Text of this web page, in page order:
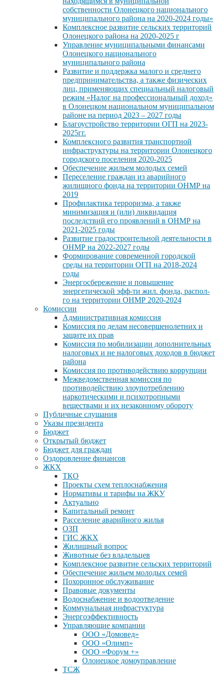
собственности Олонецкого национального
муниципального района на 2020-2024 годы»
Комплексное развитие сельских территорий
Олонецкого района на 2020-2025 г
Управление муниципальными финансами
Олонецкого национального
муниципального района
Развитие и поддержка малого и среднего
предпринимательства, а также физических
лиц, применяющих специальный налоговый
режим «Налог на профессиональный доход»
в Олонецком национальном муниципальном
районе на период 2023 – 2027 годы
Благоустройство территории ОГП на 2023-
2025гг.
Комплексного развития транспортной
инфраструктуры на территории Олонецкого
городского поселения 2020-2025
Обеспечение жильем молодых семей
Переселение граждан из аварийного
жилищного фонда на территории ОНМР на
2019
Профилактика терроризма, а также
минимизация и (или) ликвидация
последствий его проявлений в ОНМР на
2021-2025 годы
Развитие градостроительной деятельности в
ОНМР на 2022-2027 годы
Формирование современной городской
среды на территории ОГП на 2018-2024
годы
Энергосбережение и повышение
энергетической эфф-ти жил. фонда, распол-
го на территории ОНМР 2020-2024
Комиссии
Административная комиссия
Комиссия по делам несовершенолетних и
защите их прав
Комиссия по мобилизации дополнительных
налоговых и не налоговых доходов в бюджет
района
Комиссия по противодействию коррупции
Межведомственная комиссия по
противодействию злоупотреблению
наркотическими и психотропными
веществами и их незаконному обороту
Публичные слушания
Указы президента
Бюджет
Открытый бюджет
Бюджет для граждан
Оздоровление финансов
ЖКХ
ТКО
Проекты схем теплоснабжения
Нормативы и тарифы на ЖКУ
Актуально
Капитальный ремонт
Расселение аварийного жилья
ОЗП
ГИС ЖКХ
Жилищный вопрос
Животные без владельцев
Комплексное развитие сельских территорий
Обеспечение жильем молодых семей
Похоронное обслуживание
Правовые документы
Водоснабжение и водоотведение
Коммунальная инфрастуктура
Энергоэффективность
Управляющие компании
ООО «Домовед»
ООО «Олимп»
ООО «Форум +»
Олонецкое домоуправление
ТСЖ